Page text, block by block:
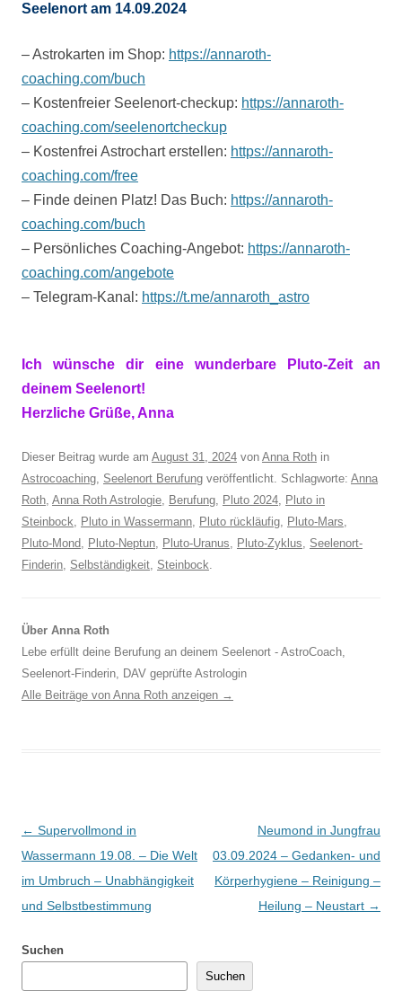
Seelenort am 14.09.2024
– Astrokarten im Shop: https://annaroth-
coaching.com/buch
– Kostenfreier Seelenort-checkup: https://annaroth-
coaching.com/seelenortcheckup
– Kostenfrei Astrochart erstellen: https://annaroth-
coaching.com/free
– Finde deinen Platz! Das Buch: https://annaroth-
coaching.com/buch
– Persönliches Coaching-Angebot: https://annaroth-
coaching.com/angebote
– Telegram-Kanal: https://t.me/annaroth_astro
Ich wünsche dir eine wunderbare Pluto-Zeit an
deinem Seelenort!
Herzliche Grüße, Anna
Dieser Beitrag wurde am August 31, 2024 von Anna Roth in
Astrocoaching, Seelenort Berufung veröffentlicht. Schlagworte: Anna
Roth, Anna Roth Astrologie, Berufung, Pluto 2024, Pluto in
Steinbock, Pluto in Wassermann, Pluto rückläufig, Pluto-Mars,
Pluto-Mond, Pluto-Neptun, Pluto-Uranus, Pluto-Zyklus, Seelenort-
Finderin, Selbständigkeit, Steinbock.
Über Anna Roth
Lebe erfüllt deine Berufung an deinem Seelenort - AstroCoach,
Seelenort-Finderin, DAV geprüfte Astrologin
Alle Beiträge von Anna Roth anzeigen →
Beitragsnavigation
← Supervollmond in
Wassermann 19.08. – Die Welt
im Umbruch – Unabhängigkeit
und Selbstbestimmung
Neumond in Jungfrau
03.09.2024 – Gedanken- und
Körperhygiene – Reinigung –
Heilung – Neustart →
Suchen
Suchen